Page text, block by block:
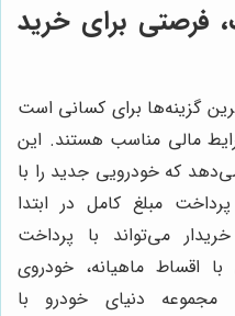
فرصتی برای خرید
گزینه‌ها برای کسانی است
مالی مناسب هستند. این
که خودرویی جدید را با
مبلغ کامل در ابتدا
می‌تواند با پرداخت
ماهیانه، خودروی
مجموعه دنیای خودرو با